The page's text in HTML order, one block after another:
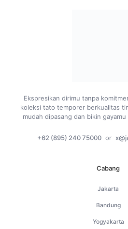
Ekspresikan dirimu tanpa
koleksi tato temporer berkualitas
mudah dipasang dan bikin
+62 (895) 240 75000 or
Cabang
Jakarta
Bandung
Yogyakarta